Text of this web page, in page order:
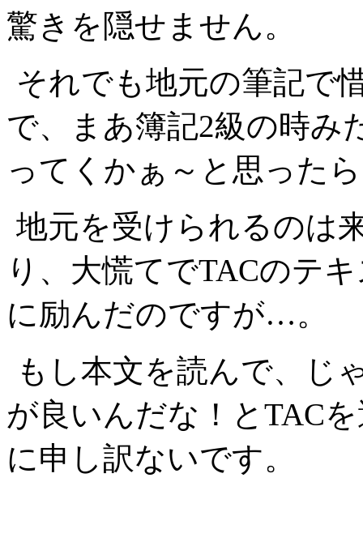
驚きを隠せません。
それでも地元の筆記で
で、まあ簿記2級の時み
ってくかぁ～と思った
地元を受けられるのは
り、大慌てでTACのテ
に励んだのですが…。
もし本文を読んで、じ
が良いんだな！とTAC
に申し訳ないです。